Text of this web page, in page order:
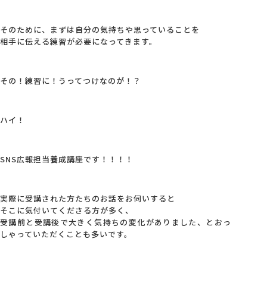
そのために、まずは自分の気持ちや思っていることを
相手に伝える練習が必要になってきます。
その！練習に！うってつけなのが！？
ハイ！
SNS広報担当養成講座です！！！！
実際に受講された方たちのお話をお伺いすると
そこに気付いてくださる方が多く、
受講前と受講後で大きく気持ちの変化がありました、とおっ
しゃっていただくことも多いです。